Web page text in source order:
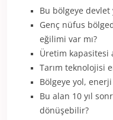
Bu bölgeye devlet
Genç nüfus
eğilimi var mı?
Üretim kapasitesi
Tarım teknolojisi
Bölgeye yol, enerji
Bu alan 10 yıl
dönüşebilir?